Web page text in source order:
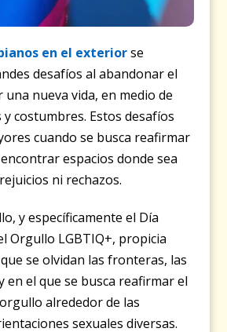
en el exteriorse
desafíos al abandonar el
una nueva vida, en medio de
costumbres. Estos desafíos
cuando se busca reafirmar
espacios donde sea
ni rechazos.
y específicamente el Día
Orgullo LGBTIQ+, propicia
se olvidan las fronteras, las
en el que se busca reafirmar el
alrededor de las
sexuales diversas.